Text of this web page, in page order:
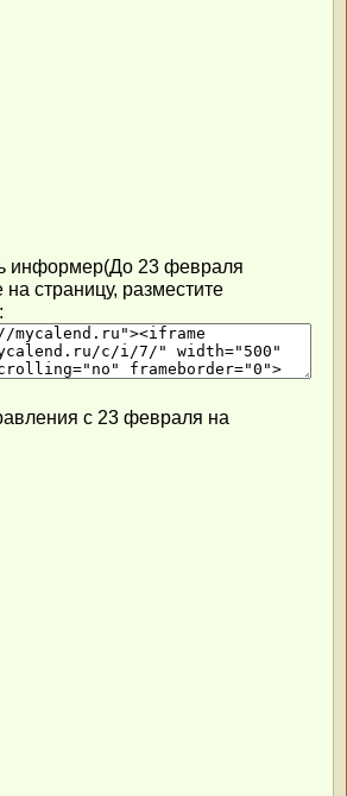
информер(До 23 февраля
на страницу, разместите
с 23 февраля на